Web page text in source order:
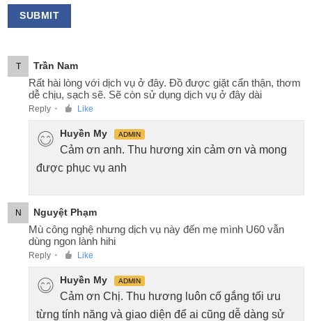
T Trần Nam
Rất hài lòng với dịch vụ ở đây. Đồ được giặt cẩn thận, thơm
dễ chịu, sạch sẽ. Sẽ còn sử dụng dịch vụ ở đây dài
Reply ● Like
Huyền My ADMIN
Cảm ơn anh. Thu hương xin cảm ơn và mong
được phục vụ anh
N Nguyệt Phạm
Mù công nghệ nhưng dịch vụ này đến mẹ mình U60 vẫn
dùng ngon lành hihi
Reply ● Like
Huyền My ADMIN
Cảm ơn Chị. Thu hương luôn cố gắng tối ưu
từng tính năng và giao diện để ai cũng dễ dàng sử